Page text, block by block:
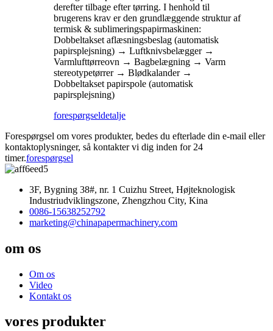
derefter tilbage efter tørring. I henhold til
brugerens krav er den grundlæggende struktur af
termisk & sublimeringspapirmaskinen:
Dobbeltakset aflæsningsbeslag (automatisk
papirsplejsning) → Luftknivsbelægger →
Varmlufttørreovn → Bagbelægning → Varm
stereotypetørrer → Blødkalander →
Dobbeltakset papirspole (automatisk
papirsplejsning)
forespørgseldetalje
Forespørgsel om vores produkter, bedes du efterlade din e-mail eller
kontaktoplysninger, så kontakter vi dig inden for 24
timer.forespørgsel
3F, Bygning 38#, nr. 1 Cuizhu Street, Højteknologisk
Industriudviklingszone, Zhengzhou City, Kina
0086-15638252792
marketing@chinapapermachinery.com
om os
Om os
Video
Kontakt os
vores produkter